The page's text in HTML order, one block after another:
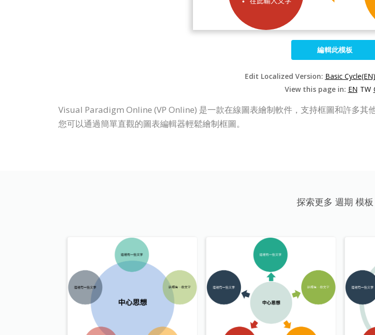
編輯此模板
Edit Localized Version: Basic Cycle(EN)
View this page in: EN TW
Visual Paradigm Online (VP Online) 是一款在線圖表繪制軟件，支持框圖和許多其
您可以通過簡單直觀的圖表編輯器輕鬆繪制框圖。
探索更多 週期 模板